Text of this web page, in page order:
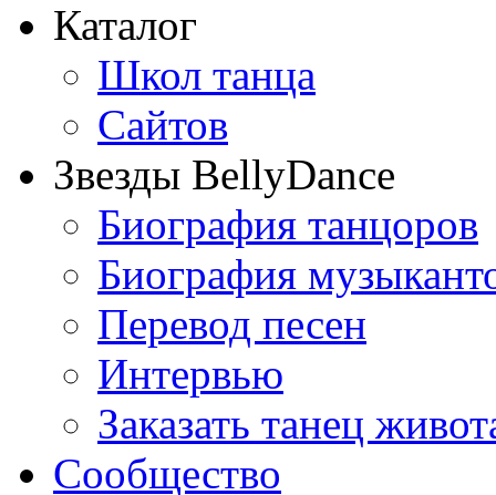
Каталог
Школ танца
Сайтов
Звезды BellyDance
Биография танцоров
Биография
Перевод песен
Интервью
Заказать танец
Сообщество